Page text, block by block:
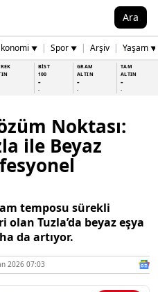
Ara
▼ | Spor ▼ | Arşiv | Yaşam ▼
BİST
100
-
-
GRAM
ALTIN
-
-
TAM
ALTIN
-
-
Noktası:
ile Beyaz
temposu sürekli
Tuzla’da beyaz eşya
da artıyor.
2026 07:03